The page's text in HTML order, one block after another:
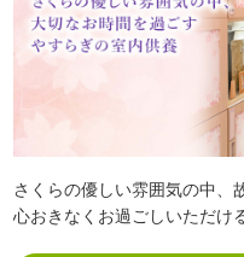
さくらの優しい雰囲気の中、
心おきなくお過ごしいただけ